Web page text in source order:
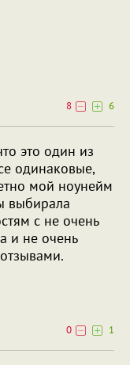
8
6
это один из
одинаковые,
мой ноунейм
выбирала
с не очень
и не очень
0
1